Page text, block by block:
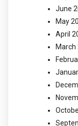
June
May
April
March